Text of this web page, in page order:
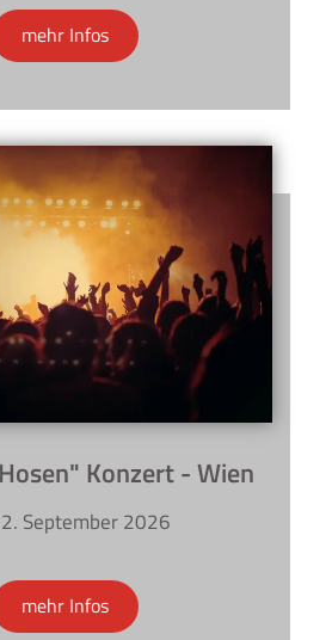
mehr Infos
Konzert - Wien
September 2026
mehr Infos